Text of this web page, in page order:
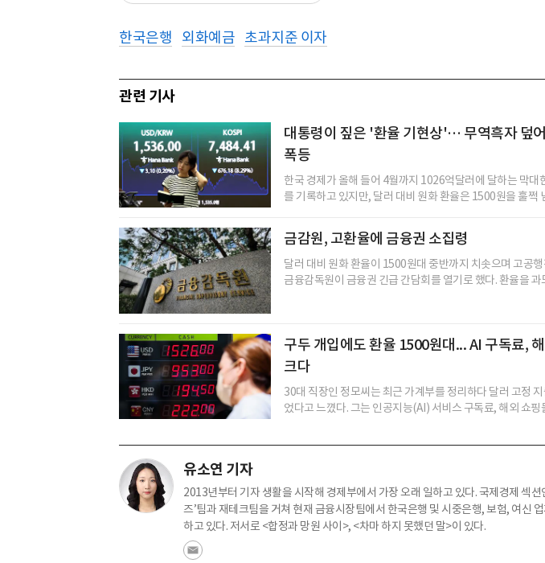
한국은행 외화예금 초과지준 이자
관련 기사
대통령이 짚은 '환율 기현상'… 무역흑자 덮
폭등
한국 경제가 올해 들어 4월까지 1026억달러에 달하는 막대
를 기록하고 있지만, 달러 대비 원화 환율은 1500원을 훌쩍
금감원, 고환율에 금융권 소집령
달러 대비 원화 환율이 1500원대 중반까지 치솟으며 고공
금융감독원이 금융권 긴급 간담회를 열기로 했다. 환율을 과
구두 개입에도 환율 1500원대... AI 구독료,
크다
30대 직장인 정모씨는 최근 가계부를 정리하다 달러 고정
었다고 느꼈다. 그는 인공지능(AI) 서비스 구독료, 해외 쇼핑
유소연 기자
2013년부터 기자 생활을 시작해 경제부에서 가장 오래 일하고 있다. 국제경제 섹션
즈’팀과 재테크팀을 거쳐 현재 금융시장팀에서 한국은행 및 시중은행, 보험, 여신
하고 있다. 저서로 <합정과 망원 사이>, <차마 하지 못했던 말>이 있다.